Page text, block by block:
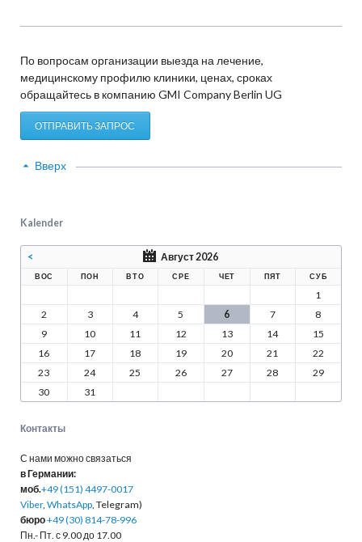
По вопросам организации выезда на лечение,
медицинскому профилю клиники, ценах, сроках
обращайтесь в компанию GMI Company Berlin UG
ОТПРАВИТЬ ЗАПРОС
Вверх
Kalender
< Август 2026
ВОС ПОН ВТО СРЕ ЧЕТ ПЯТ СУБ
1
2
3 4 5 6 7
8
9
10 11 12 13 14
15
16
17 18 19 20 21
22
23
24 25 26 27 28
29
30
31
Контакты
С нами можно связаться
в Германии:
моб.+49 (151) 4497-0017
Viber, WhatsApp, Telegram)
бюро+49 (30) 814-78-996
Пн.- Пт. с 9.00 до 17.00